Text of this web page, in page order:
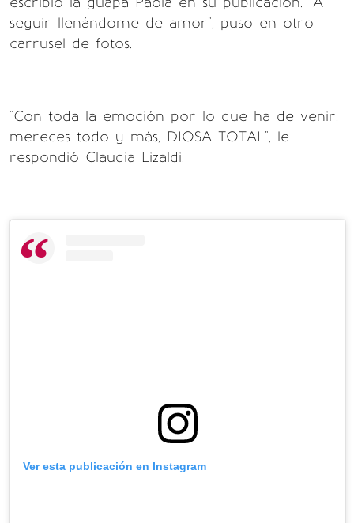
seguir llenándome de amor", puso en otro
carrusel de fotos.
"Con toda la emoción por lo que ha de venir,
mereces todo y más, DIOSA TOTAL", le
respondió Claudia Lizaldi.
Ver esta publicación en Instagram